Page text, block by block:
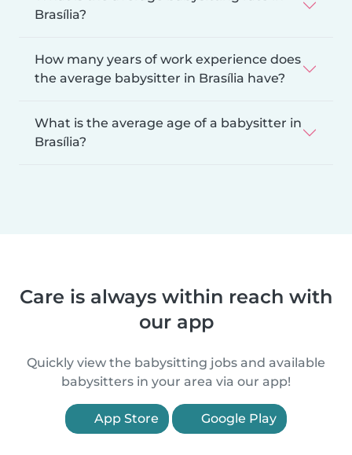
Brasília?
How many years of work experience does
the average babysitter in Brasília have?
What is the average age of a babysitter in
Brasília?
Care is always within reach with
our app
Quickly view the babysitting jobs and available
babysitters in your area via our app!
App Store Google Play